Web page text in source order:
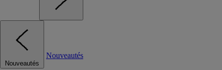
Nouveautés
Nouveautés